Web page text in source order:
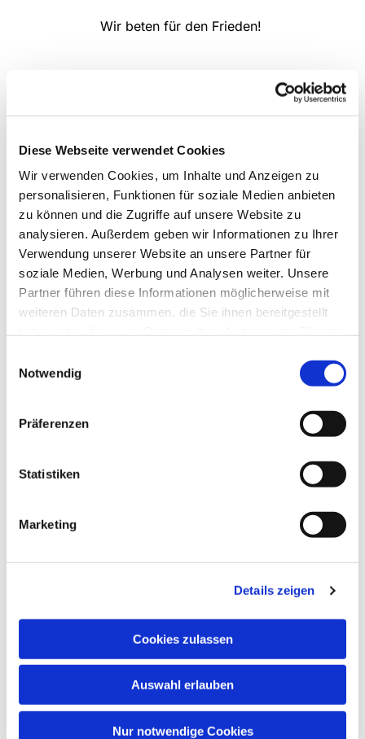
Diese Webseite verwendet Cookies
Wir verwenden Cookies, um Inhalte und Anzeigen zu
personalisieren, Funktionen für soziale Medien anbieten
zu können und die Zugriffe auf unsere Website zu
analysieren. Außerdem geben wir Informationen zu Ihrer
Verwendung unserer Website an unsere Partner für
soziale Medien, Werbung und Analysen weiter. Unsere
Partner führen diese Informationen möglicherweise mit
weiteren Daten zusammen, die Sie ihnen bereitgestellt
Notwendig
Präferenzen
Statistiken
Marketing
Details zeigen
Cookies zulassen
Auswahl erlauben
Nur notwendige Cookies
Wir beten für den Frieden!
Dies könnte Sie auch